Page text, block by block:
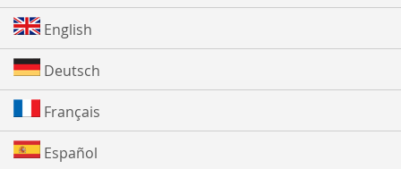
English
Deutsch
Français
Español